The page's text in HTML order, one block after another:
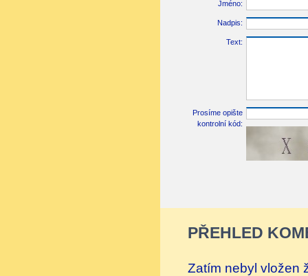
Jméno:
Nadpis:
Text:
Prosíme opište
kontrolní kód:
PŘEHLED
Zatím nebyl vložen